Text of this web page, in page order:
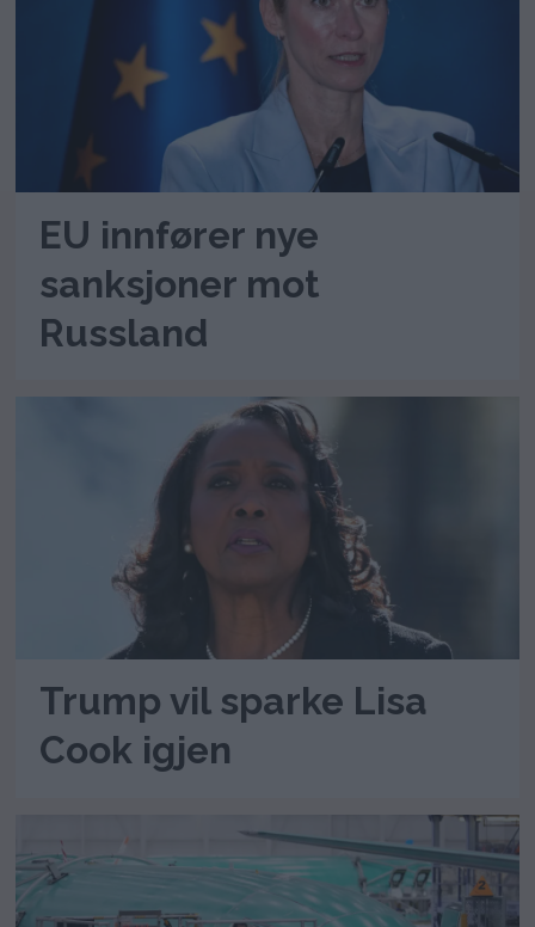
EU innfører nye
sanksjoner mot
Russland
Trump vil sparke Lisa
Cook igjen